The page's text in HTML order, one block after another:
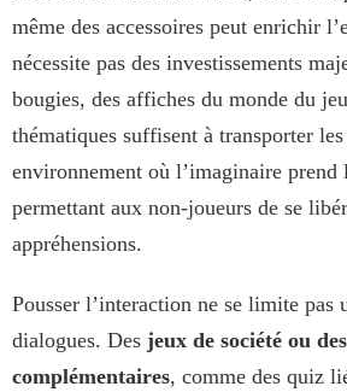
même des accessoires peut enrichir
nécessite pas des investissements
bougies, des affiches du monde du
thématiques suffisent à transporter
environnement où l’imaginaire prend
permettant aux non-joueurs de se
appréhensions.
Pousser l’interaction ne se limite pas
dialogues. Des jeux de société ou
complémentaires, comme des quiz